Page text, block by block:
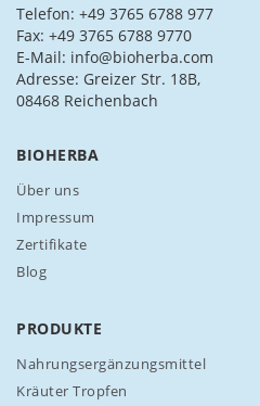
s
i
c
h
f
u
n
r
e
e
w
s
Telefon: +49 3765 6788 977
Fax: +49 3765 6788 9770
E-Mail: info@bioherba.com
Adresse: Greizer Str. 18B,
08468 Reichenbach
BIOHERBA
Über uns
Impressum
Zertifikate
Blog
PRODUKTE
Nahrungsergänzungsmittel
Kräuter Tropfen